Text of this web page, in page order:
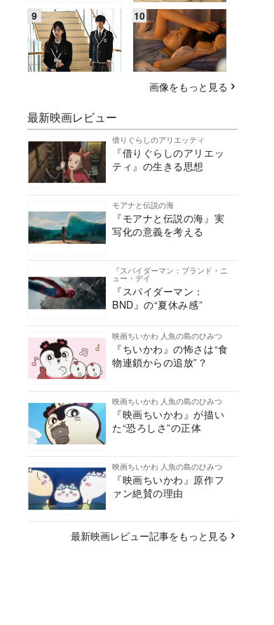
画像をもっと見る
最新映画レビュー
借りぐらしのアリエッティ
『借りぐらしのアリエッ
ティ』の生きる思想
モアナと伝説の海
『モアナと伝説の海』実
写化の意義を考える
『スパイダーマン：ブランド・ニ
ュー・デイ
『スパイダーマン：
BND』の“夏休み感”
映画ちいかわ 人魚の島のひみつ
『ちいかわ』の怖さは“食
物連鎖からの追放”？
映画ちいかわ 人魚の島のひみつ
『映画ちいかわ』が描い
た“恐ろしさ”の正体
映画ちいかわ 人魚の島のひみつ
『映画ちいかわ』原作フ
ァン絶賛の理由
最新映画レビュー記事をもっと見る